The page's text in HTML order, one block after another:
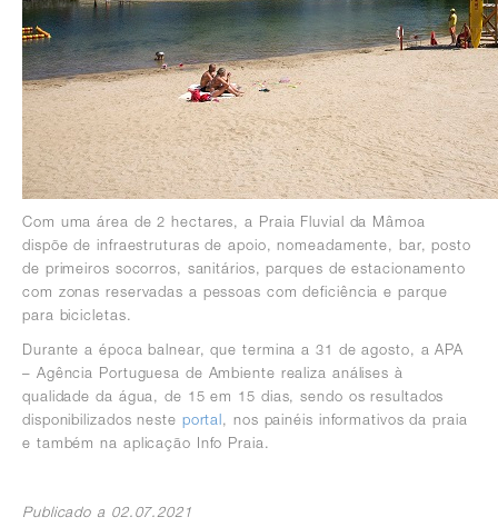
Com uma área de 2 hectares, a Praia Fluvial da Mâmoa
dispõe de infraestruturas de apoio, nomeadamente, bar, posto
de primeiros socorros, sanitários, parques de estacionamento
com zonas reservadas a pessoas com deficiência e parque
para bicicletas.
Durante a época balnear, que termina a 31 de agosto, a APA
– Agência Portuguesa de Ambiente realiza análises à
qualidade da água, de 15 em 15 dias, sendo os resultados
disponibilizados neste portal, nos painéis informativos da praia
e também na aplicação Info Praia.
Publicado a 02.07.2021